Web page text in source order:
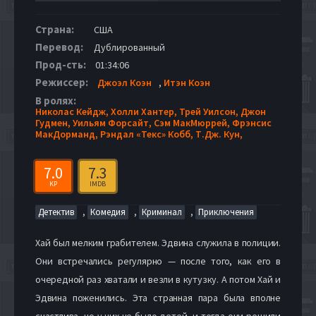
Страна: США
Перевод: Дублированный
Прод-сть: 01:34:06
Режиссер: Джоэл Коэн , Итэн Коэн
В ролях:
Николас Кейдж, Холли Хантер, Трей Уилсон, Джон
Гудмен, Уильям Форсайт, Сэм МакМюррей, Фрэнсис
МакДорманд, Рэндал «Текс» Кобб, Т.Дж. Кун,
7.0
KP
7.3
IMDB
Детектив , Комедия , Криминал , Приключения
Хай был мелким грабителем. Эдвина служила в полиции.
Они встречались регулярно — после того, как его в
очередной раз хватали и везли в кутузку. А потом Хай и
Эдвина поженились. Эта странная пара была вполне